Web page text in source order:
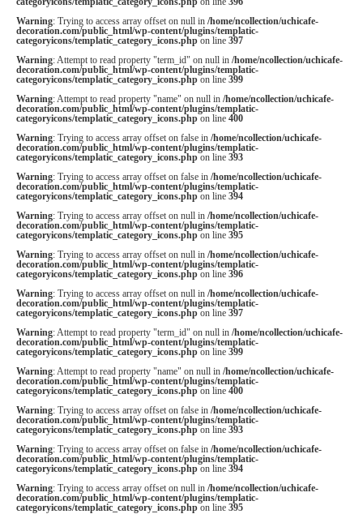
Warning: Trying to access array offset on null in /home/ncollection/uchicafe-
decoration.com/public_html/wp-content/plugins/templatic-
categoryicons/templatic_category_icons.phpon line 397
Warning: Attempt to read property "term_id" on null in /home/ncollection/uchicafe-
decoration.com/public_html/wp-content/plugins/templatic-
categoryicons/templatic_category_icons.phpon line 399
Warning: Attempt to read property "name" on null in /home/ncollection/uchicafe-
decoration.com/public_html/wp-content/plugins/templatic-
categoryicons/templatic_category_icons.phpon line 400
Warning: Trying to access array offset on false in /home/ncollection/uchicafe-
decoration.com/public_html/wp-content/plugins/templatic-
categoryicons/templatic_category_icons.phpon line 393
Warning: Trying to access array offset on false in /home/ncollection/uchicafe-
decoration.com/public_html/wp-content/plugins/templatic-
categoryicons/templatic_category_icons.phpon line 394
Warning: Trying to access array offset on null in /home/ncollection/uchicafe-
decoration.com/public_html/wp-content/plugins/templatic-
categoryicons/templatic_category_icons.phpon line 395
Warning: Trying to access array offset on null in /home/ncollection/uchicafe-
decoration.com/public_html/wp-content/plugins/templatic-
categoryicons/templatic_category_icons.phpon line 396
Warning: Trying to access array offset on null in /home/ncollection/uchicafe-
decoration.com/public_html/wp-content/plugins/templatic-
categoryicons/templatic_category_icons.phpon line 397
Warning: Attempt to read property "term_id" on null in /home/ncollection/uchicafe-
decoration.com/public_html/wp-content/plugins/templatic-
categoryicons/templatic_category_icons.phpon line 399
Warning: Attempt to read property "name" on null in /home/ncollection/uchicafe-
decoration.com/public_html/wp-content/plugins/templatic-
categoryicons/templatic_category_icons.phpon line 400
Warning: Trying to access array offset on false in /home/ncollection/uchicafe-
decoration.com/public_html/wp-content/plugins/templatic-
categoryicons/templatic_category_icons.phpon line 393
Warning: Trying to access array offset on false in /home/ncollection/uchicafe-
decoration.com/public_html/wp-content/plugins/templatic-
categoryicons/templatic_category_icons.phpon line 394
Warning: Trying to access array offset on null in /home/ncollection/uchicafe-
decoration.com/public_html/wp-content/plugins/templatic-
categoryicons/templatic_category_icons.phpon line 395